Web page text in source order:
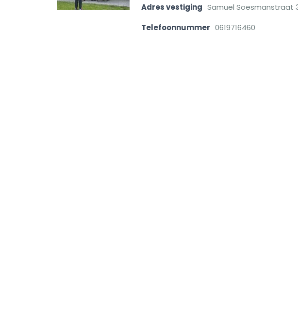
Adres vestiging Samuel Soesmanstraat
Telefoonnummer 0619716460